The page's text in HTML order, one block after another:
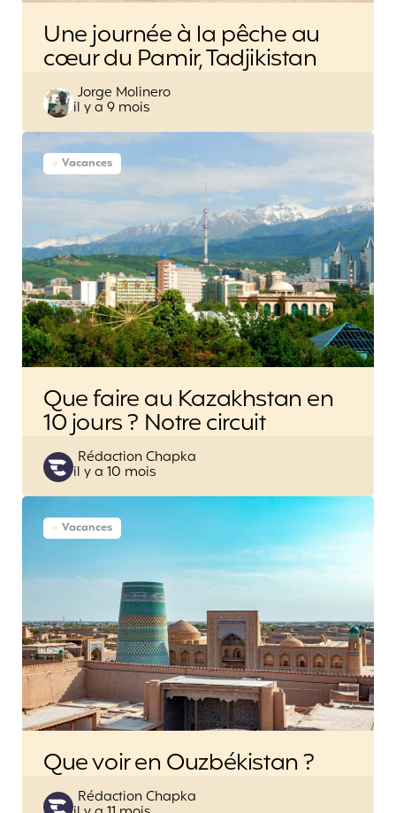
Une journée à la pêche au
cœur du Pamir, Tadjikistan
Posted
by
Jorge Molinero
il y a 9 mois
Vacances
Que faire au Kazakhstan en
10 jours ? Notre circuit
Posted
by
Rédaction Chapka
il y a 10 mois
Vacances
Que voir en Ouzbékistan ?
Posted
Rédaction Chapka